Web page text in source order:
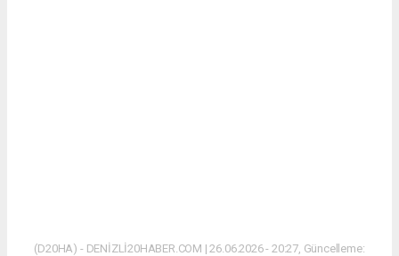
(D20HA) - DENİZLİ20HABER.COM | 26.06.2026 - 20:27, Güncelleme: